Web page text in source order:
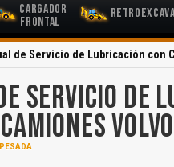
Cargador
Frontal
de Servicio de Lubricación con
SERVICIO DE
VOLVO